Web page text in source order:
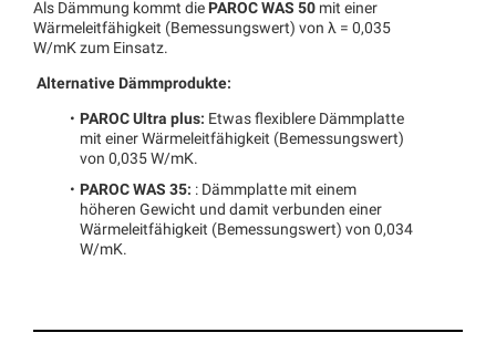
Als Dämmung kommt die PAROC WAS 50 mit einer
Wärmeleitfähigkeit (Bemessungswert) von λ = 0,035
W/mK zum Einsatz.
Alternative Dämmprodukte:
PAROC Ultra plus: Etwas flexiblere Dämmplatte
mit einer Wärmeleitfähigkeit (Bemessungswert)
von 0,035 W/mK.
PAROC WAS 35: : Dämmplatte mit einem
höheren Gewicht und damit verbunden einer
Wärmeleitfähigkeit (Bemessungswert) von 0,034
W/mK.